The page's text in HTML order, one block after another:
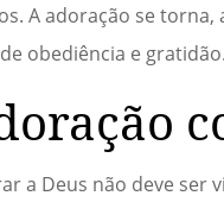
A adoração se torna,
obediência e
a Deus não deve ser